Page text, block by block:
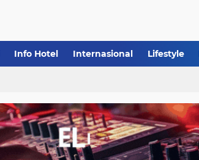
Info Hotel Internasional Lifestyle